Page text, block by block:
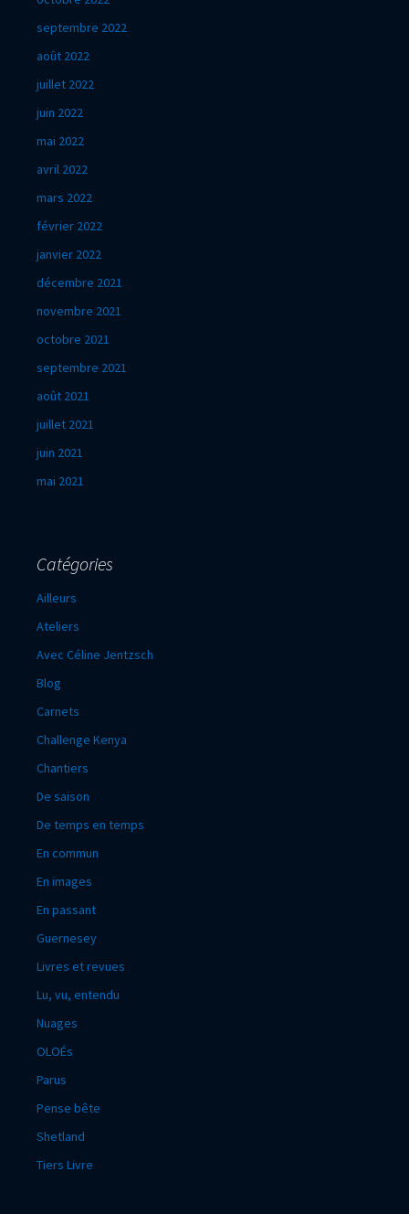
septembre 2022
août 2022
juillet 2022
juin 2022
mai 2022
avril 2022
mars 2022
février 2022
janvier 2022
décembre 2021
novembre 2021
octobre 2021
septembre 2021
août 2021
juillet 2021
juin 2021
mai 2021
Catégories
Ailleurs
Ateliers
Avec Céline Jentzsch
Blog
Carnets
Challenge Kenya
Chantiers
De saison
De temps en temps
En commun
En images
En passant
Guernesey
Livres et revues
Lu, vu, entendu
Nuages
OLOÉs
Parus
Pense bête
Shetland
Tiers Livre